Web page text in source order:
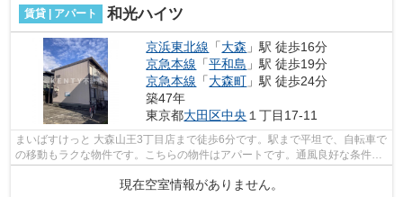
賃貸 | アパート 和光ハイツ
京浜東北線 「大森 」駅 徒歩16分
京急本線 「平和島 」駅 徒歩19分
京急本線 「大森町 」駅 徒歩24分
築47年
東京都大田区中央 １丁目17-11
まいばすけっと 大森山王3丁目店まで徒歩6分です。駅まで平坦で、自転車で
の移動もラクな物件です。こちらの物件はアパートです。通風良好な条件は
現在空室情報がありません。